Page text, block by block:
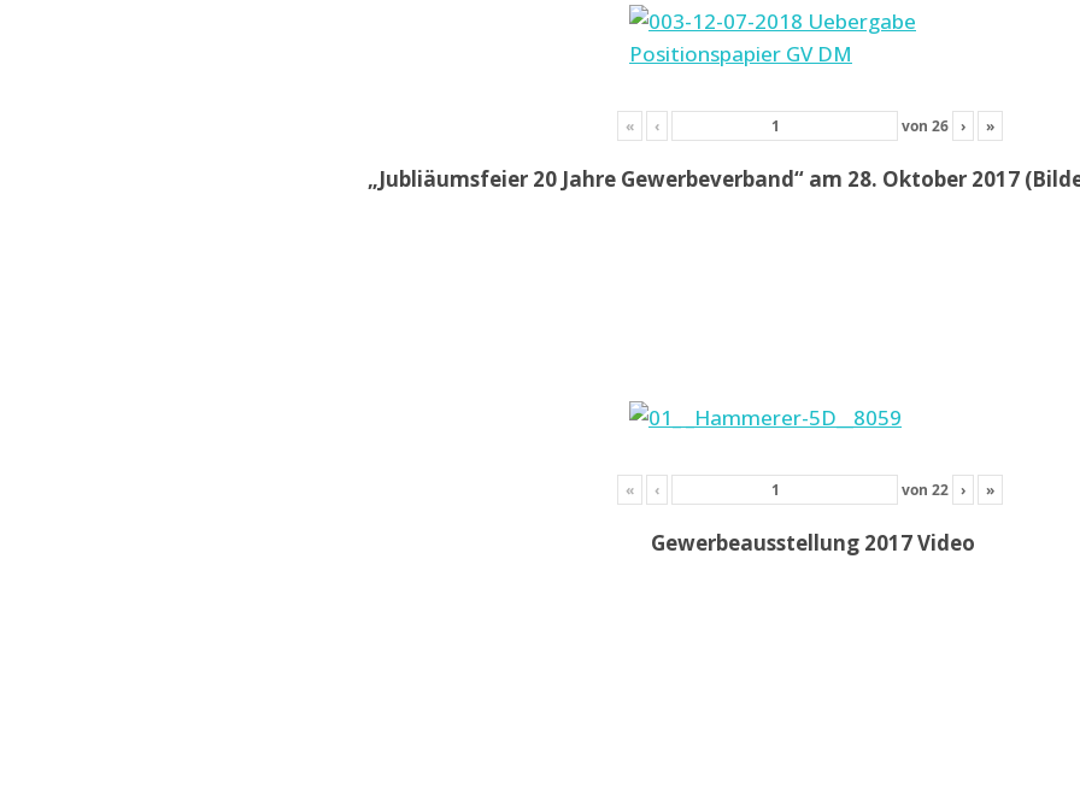
« ‹ von 26 › »
„Jubliäumsfeier 20 Jahre Gewerbeverband“ am 28. Oktober 2017
« ‹ von 22 › »
Gewerbeausstellung 2017 Video